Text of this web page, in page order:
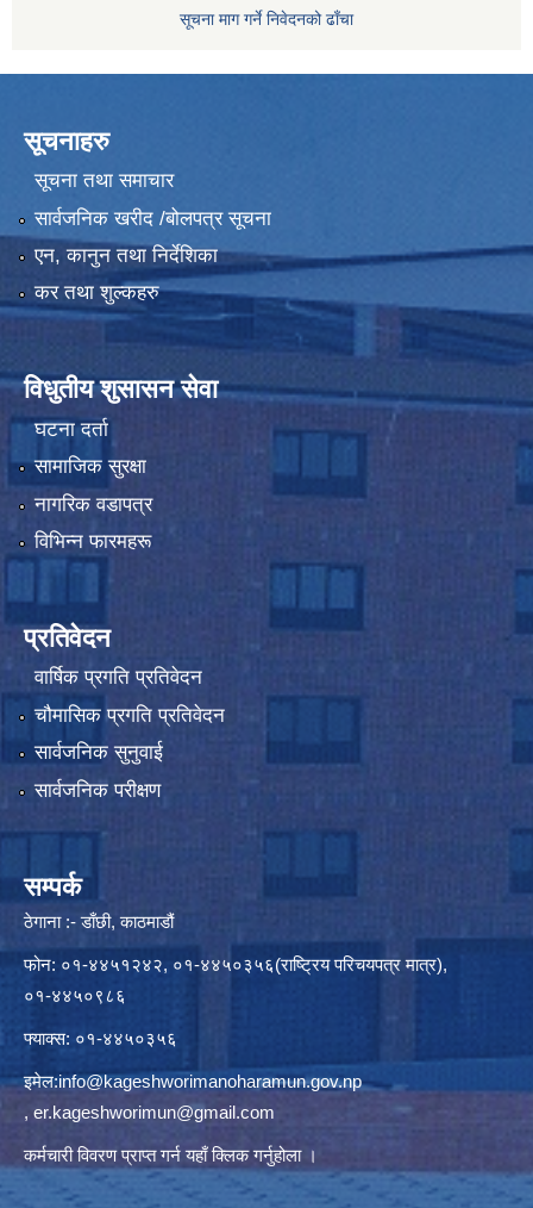
सूचना माग गर्ने निवेदनको ढाँचा
सूचनाहरु
सूचना तथा समाचार
सार्वजनिक खरीद /बोलपत्र सूचना
एन, कानुन तथा निर्देशिका
कर तथा शुल्कहरु
विधुतीय शुसासन सेवा
घटना दर्ता
सामाजिक सुरक्षा
नागरिक वडापत्र
विभिन्न फारमहरू
प्रतिवेदन
वार्षिक प्रगति प्रतिवेदन
चौमासिक प्रगति प्रतिवेदन
सार्वजनिक सुनुवाई
सार्वजनिक परीक्षण
सम्पर्क
ठेगाना :- डाँछी, काठमाडौं
फोन: ०१-४४५१२४२, ०१-४४५०३५६(राष्ट्रिय परिचयपत्र मात्र),
०१-४४५०९८६
फ्याक्स: ०१-४४५०३५६
इमेल:info@kageshworimanoharamun.gov.np
, er.kageshworimun@gmail.com
कर्मचारी विवरण प्राप्त गर्नयहाँ क्लिकगर्नुहोला ।